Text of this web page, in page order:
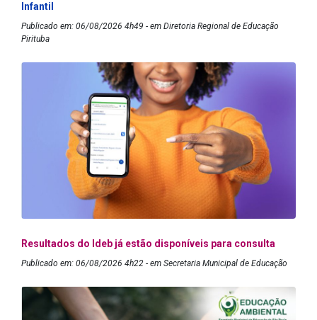
Infantil
Publicado em: 06/08/2026 4h49 - em Diretoria Regional de Educação
Pirituba
Resultados do Ideb já estão disponíveis para consulta
Publicado em: 06/08/2026 4h22 - em Secretaria Municipal de Educação